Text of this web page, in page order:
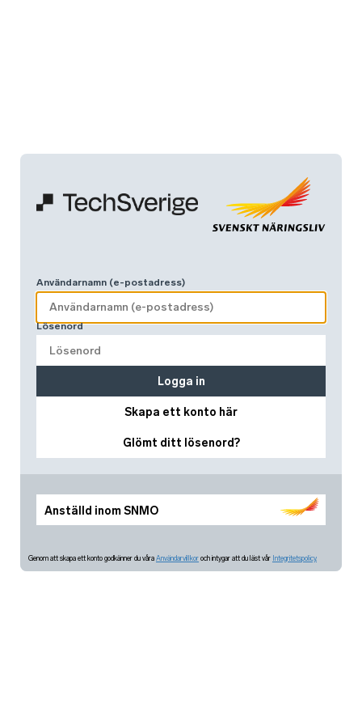
Anställd inom SNMO
Användarnamn (e-postadress)
Lösenord
Skapa ett konto här
Glömt ditt lösenord?
Logga in
Genom att skapa ett konto godkänner du våra Användarvillkor och intygar att du läst vår Integritetspolicy.